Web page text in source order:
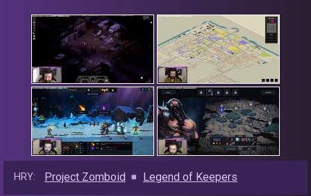
HRY: Project Zomboid Legend of Keepers